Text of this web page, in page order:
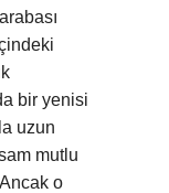
bir yenisi
uzun
mutlu
o